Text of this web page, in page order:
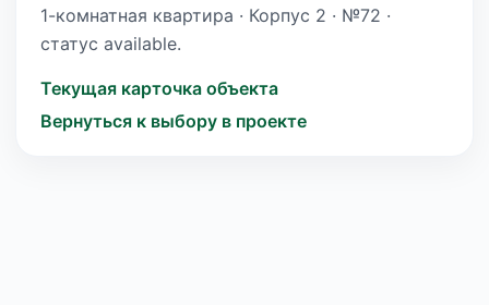
1-комнатная квартира · Корпус 2 · №72 ·
статус available.
Текущая карточка объекта
Вернуться к выбору в проекте